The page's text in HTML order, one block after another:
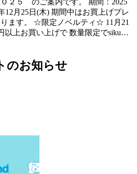
12月25日(木) 期間中はお買上げプレ
ます。 ☆限定ノベルティ☆ 11月21
以上お買い上げで 数量限定でsiku…
のお知らせ